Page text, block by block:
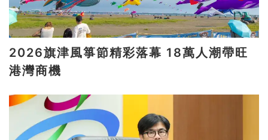
2026旗津風箏節精彩落幕 18萬人潮帶旺
港灣商機